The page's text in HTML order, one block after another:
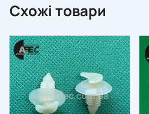
Схожі товари